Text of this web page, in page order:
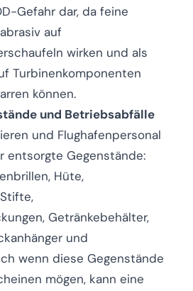
Gefahr dar, da feine
auf
wirken und als
Turbinenkomponenten
können.
und Betriebsabfälle
und Flughafenpersonal
entsorgte Gegenstände:
Hüte,
Getränkebehälter,
und
wenn diese Gegenstände
mögen, kann eine